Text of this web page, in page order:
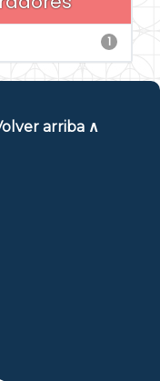
1
arriba ∧